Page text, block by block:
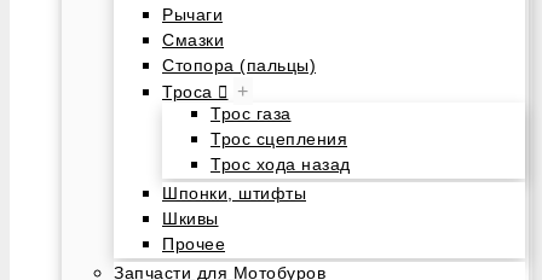
Рычаги
Смазки
Стопора (пальцы)
Троса
+
Трос газа
Трос сцепления
Трос хода назад
Шпонки, штифты
Шкивы
Прочее
Запчасти для Мотобуров